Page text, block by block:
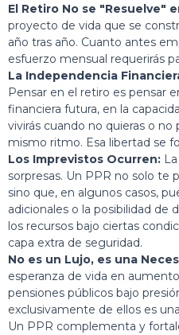
El Retiro No se "Resuelve"
proyecto de vida que se
año tras año. Cuanto antes
esfuerzo mensual requerirás
La Independencia
Pensar en el retiro es pensar
financiera futura, en la
vivirás cuando no quieras o no
mismo ritmo. Esa libertad se
Los Imprevistos Ocurren:
sorpresas. Un PPR no solo te
sino que, en algunos casos,
adicionales o la posibilidad de
los recursos bajo ciertas
capa extra de seguridad.
No es un Lujo, es una
esperanza de vida en
pensiones públicos bajo
exclusivamente de ellos es
Un PPR complementa y